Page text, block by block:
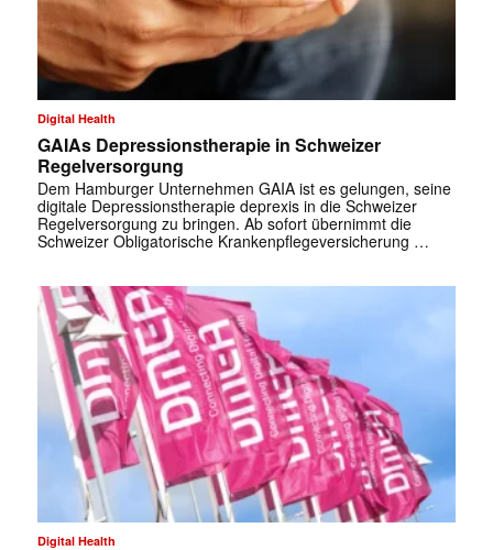
Digital Health
GAIAs Depressionstherapie in Schweizer
Regelversorgung
Dem Hamburger Unternehmen GAIA ist es gelungen, seine
digitale Depressionstherapie deprexis in die Schweizer
Regelversorgung zu bringen. Ab sofort übernimmt die
Schweizer Obligatorische Krankenpflegeversicherung …
Digital Health